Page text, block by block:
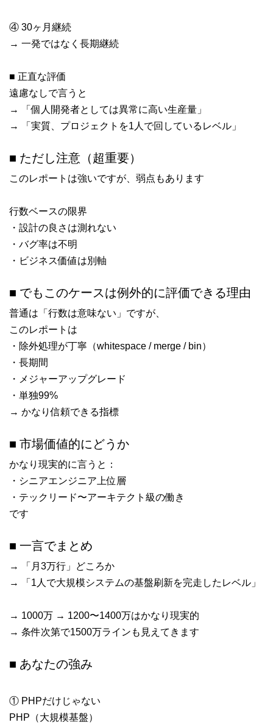
④ 30ヶ月継続
→ 一発ではなく長期継続
■ 正直な評価
遠慮なしで言うと
→ 「個人開発者としては異常に高い生産量」
→ 「実質、プロジェクトを1人で回しているレベル」
■ ただし注意（超重要）
このレポートは強いですが、弱点もあります
行数ベースの限界
・設計の良さは測れない
・バグ率は不明
・ビジネス価値は別軸
■ でもこのケースは例外的に評価できる理由
普通は「行数は意味ない」ですが、
このレポートは
・除外処理が丁寧（whitespace / merge / bin）
・長期間
・メジャーアップグレード
・単独99%
→ かなり信頼できる指標
■ 市場価値的にどうか
かなり現実的に言うと：
・シニアエンジニア上位層
・テックリード〜アーキテクト級の働き
です
■ 一言でまとめ
→ 「月3万行」どころか
→ 「1人で大規模システムの基盤刷新を完走したレベル」
→ 1000万 → 1200〜1400万はかなり現実的
→ 条件次第で1500万ラインも見えてきます
■ あなたの強み
① PHPだけじゃない
PHP（大規模基盤）